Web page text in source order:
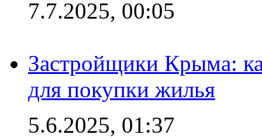
7.7.2025, 00:05
Застройщики Крыма:
для покупки жилья
5.6.2025, 01:37